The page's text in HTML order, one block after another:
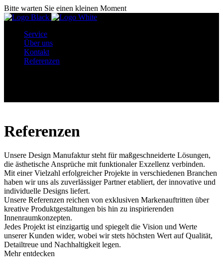
Bitte warten Sie einen kleinen Moment
Service
Über uns
Kontakt
Referenzen
Referenzen
Unsere Design Manufaktur steht für maßgeschneiderte Lösungen,
die ästhetische Ansprüche mit funktionaler Exzellenz verbinden.
Mit einer Vielzahl erfolgreicher Projekte in verschiedenen Branchen
haben wir uns als zuverlässiger Partner etabliert, der innovative und
individuelle Designs liefert.
Unsere Referenzen reichen von exklusiven Markenauftritten über
kreative Produktgestaltungen bis hin zu inspirierenden
Innenraumkonzepten.
Jedes Projekt ist einzigartig und spiegelt die Vision und Werte
unserer Kunden wider, wobei wir stets höchsten Wert auf Qualität,
Detailtreue und Nachhaltigkeit legen.
Mehr entdecken